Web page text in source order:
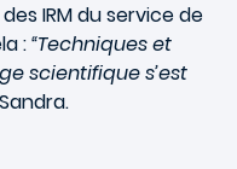
IRM du service de
:“Techniques et
scientifique s’est